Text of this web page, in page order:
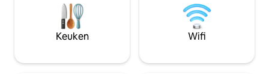
toegang tot het zwembad →
Buitenzwembad met ligstoelen →
Rustige tuin met lounge en eethoeken in
de open lucht → Snelle wifi → Airco en
Keuken Wifi